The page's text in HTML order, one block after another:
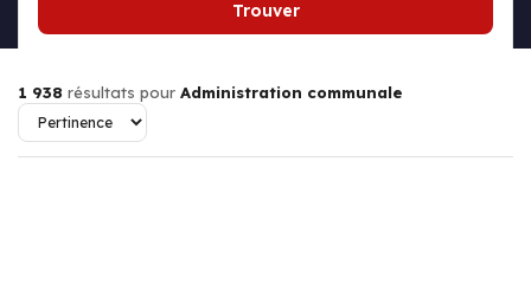
Trouver
1 938 résultats pour Administration communale